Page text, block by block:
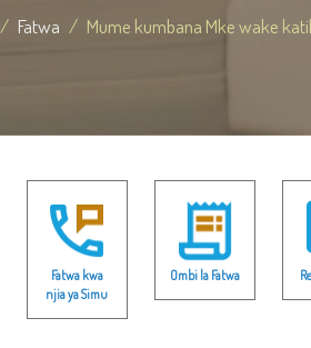
Fatwa Mume kumbana Mke wake
Fatwa kwa
njia ya Simu
Ombi la Fatwa